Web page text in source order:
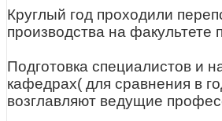
Круглый год проходили
производства на
Подготовка специалистов и
кафедрах( для сравнения в
возглавляют ведущие